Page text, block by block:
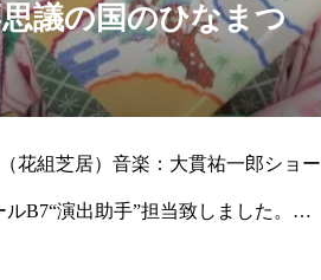
議の国のひなまつ
花組芝居）音楽：大貫祐一郎ショー
B7“演出助手”担当致しました。